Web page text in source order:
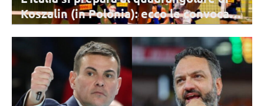
Koszalin (in Polonia): ecco le convocate
di Velasco
nazionali di Francia, Ucraina e Polonia: sono 14 le azzurre
protagoniste della trasferta.